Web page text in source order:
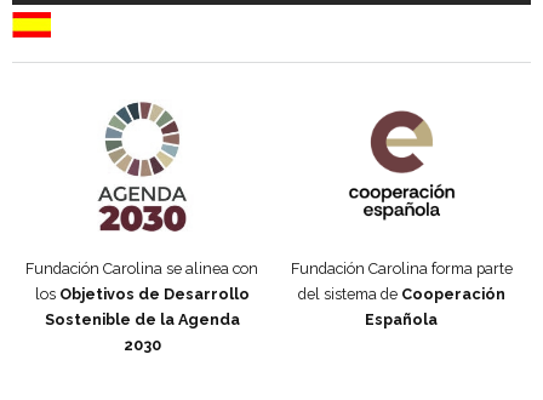
Fundación Carolina se alinea con
los Objetivos de Desarrollo
Sostenible de la Agenda
2030
Fundación Carolina forma parte
del sistema de Cooperación
Española